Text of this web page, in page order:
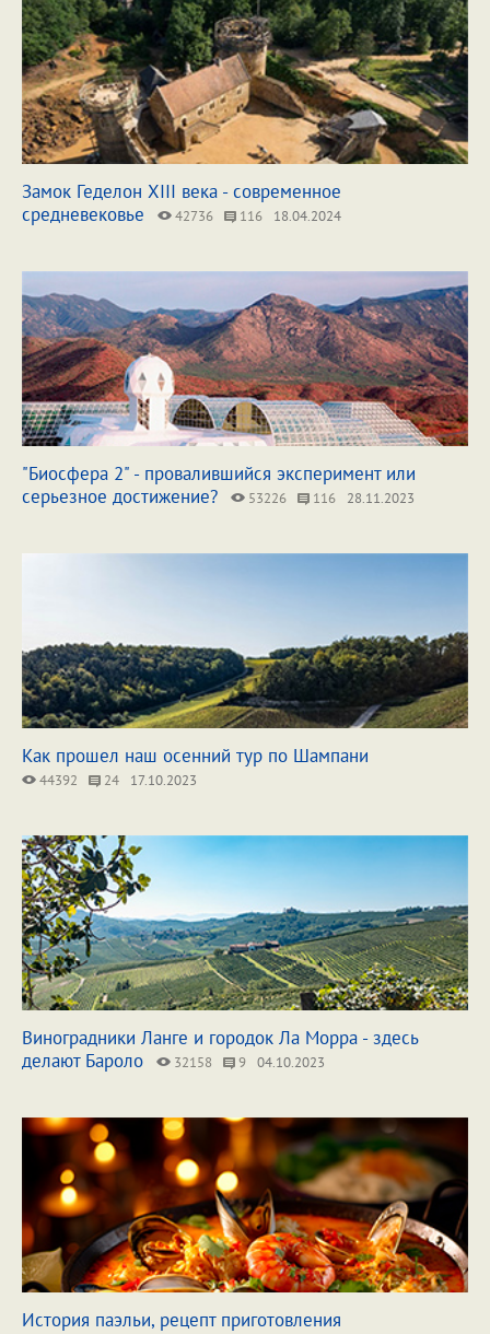
Замок Геделон XIII века - современное
средневековье
42736 116 18.04.2024
"Биосфера 2" - провалившийся эксперимент или
серьезное достижение?
53226 116 28.11.2023
Как прошел наш осенний тур по Шампани
44392 24 17.10.2023
Виноградники Ланге и городок Ла Морра - здесь
делают Бароло
32158 9 04.10.2023
История паэльи, рецепт приготовления